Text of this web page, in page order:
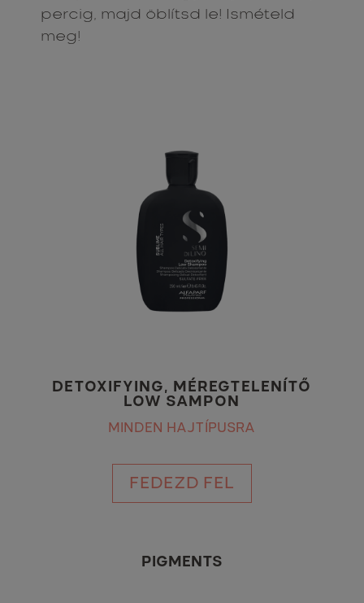
percig, majd öblítsd le! Ismételd
meg!
DETOXIFYING, MÉREGTELENÍTŐ
LOW SAMPON
MINDEN HAJTÍPUSRA
FEDEZD FEL
PIGMENTS